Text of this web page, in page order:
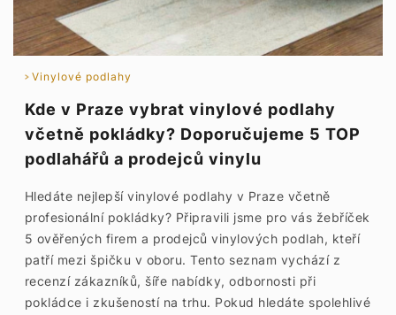
Vinylové podlahy
Kde v Praze vybrat vinylové podlahy
včetně pokládky? Doporučujeme 5 TOP
podlahářů a prodejců vinylu
Hledáte nejlepší vinylové podlahy v Praze včetně
profesionální pokládky? Připravili jsme pro vás žebříček
5 ověřených firem a prodejců vinylových podlah, kteří
patří mezi špičku v oboru. Tento seznam vychází z
recenzí zákazníků, šíře nabídky, odbornosti při
pokládce i zkušeností na trhu. Pokud hledáte spolehlivé